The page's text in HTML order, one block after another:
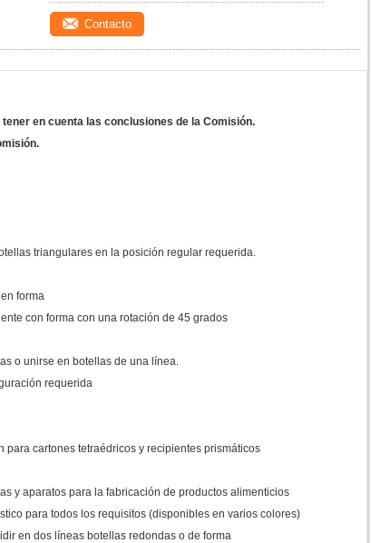
Contacto
en cuenta las conclusiones de la Comisión.
triangulares en la posición regular requerida.
forma
con forma con una rotación de 45 grados
o unirse en botellas de una línea.
requerida
cartones tetraédricos y recipientes prismáticos
y aparatos para la fabricación de productos alimenticios
para todos los requisitos (disponibles en varios colores)
en dos líneas botellas redondas o de forma